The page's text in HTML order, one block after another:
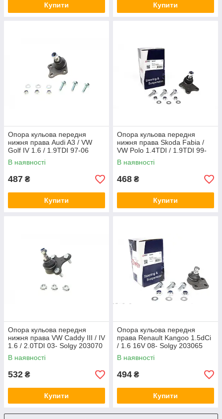
Купити Купити
Опора кульова передня
нижня права Audi A3 / VW
Golf IV 1.6 / 1.9TDI 97-06
Solgy 203017
В наявності
487 ₴
Купити
Опора кульова передня
нижня права Skoda Fabia /
VW Polo 1.4TDI / 1.9TDI 99-
Solgy 203007
В наявності
468 ₴
Купити
Опора кульова передня
нижня права VW Caddy III / IV
1.6 / 2.0TDI 03- Solgy 203070
В наявності
532 ₴
Купити
Опора кульова передня
права Renault Kangoo 1.5dCi
/ 1.6 16V 08- Solgy 203065
В наявності
494 ₴
Купити